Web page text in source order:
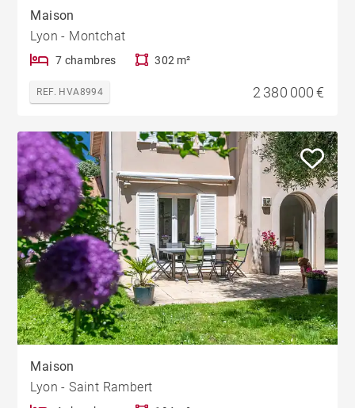
Maison
Lyon - Montchat
7 chambres 302 m²
REF. HVA8994 2 380 000 €
Maison
Lyon - Saint Rambert